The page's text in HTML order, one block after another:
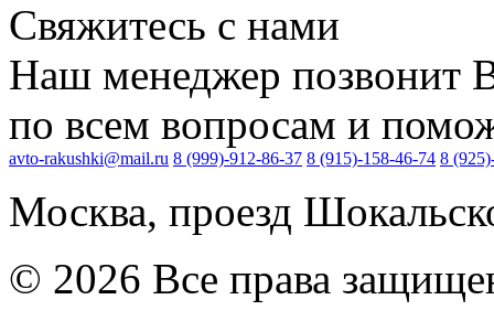
Свяжитесь с нами
Наш менеджер позвонит
по всем вопросам и
avto-rakushki@mail.ru 8 (999)-912-86-37 8 (915)-158-46-74 8
Москва, проезд
© 2026 Все права